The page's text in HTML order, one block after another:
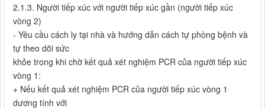
2.1.3. Người tiếp xúc với người tiếp xúc gần (người tiếp xúc
vòng 2)
- Yêu cầu cách ly tại nhà và hướng dẫn cách tự phòng bệnh và
tự theo dõi sức
khỏe trong khi chờ kết quả xét nghiệm PCR của người tiếp xúc
vòng 1:
+ Nếu kết quả xét nghiệm PCR của người tiếp xúc vòng 1
dương tính với